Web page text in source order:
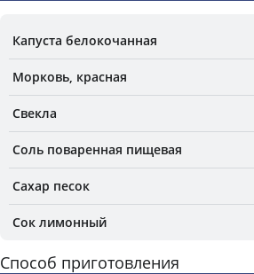
Капуста белокочанная
Морковь, красная
Свекла
Соль поваренная пищевая
Сахар песок
Сок лимонный
Способ приготовления